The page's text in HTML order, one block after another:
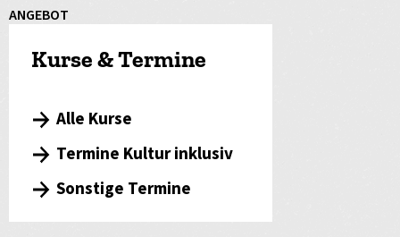
ANGEBOT
Kurse & Termine
Alle Kurse
Termine Kultur inklusiv
Sonstige Termine